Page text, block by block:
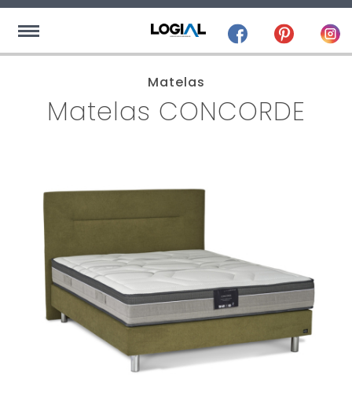
Matelas
Matelas CONCORDE